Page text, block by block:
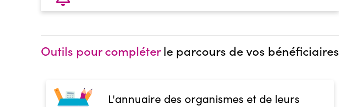
Outils pour compléterle parcours de vos bénéficiaires
L'annuaire des organismes et de leurs